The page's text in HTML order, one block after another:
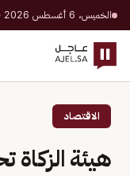
الخميس، 6 أغسطس 2026 · 23 صفر 1448 هـ
الاقتصاد
هيئة